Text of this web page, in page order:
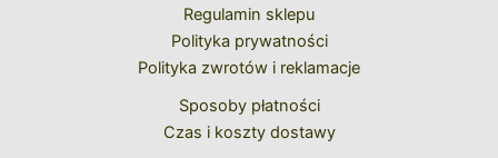
Regulamin sklepu
Polityka prywatności
Polityka zwrotów i reklamacje
Sposoby płatności
Czas i koszty dostawy